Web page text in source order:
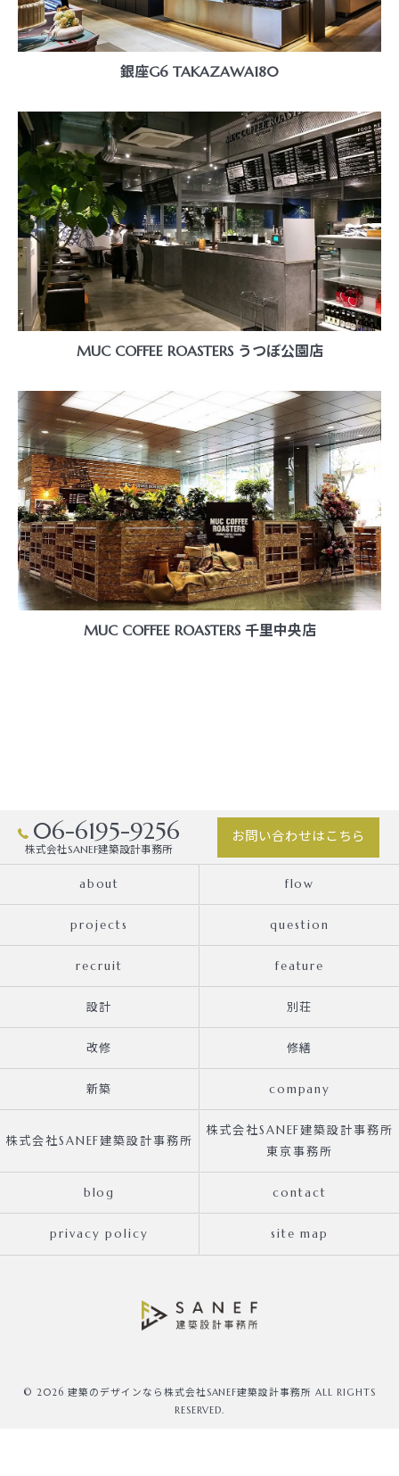
銀座G6 TAKAZAWA180
MUC COFFEE ROASTERS うつぼ公園店
MUC COFFEE ROASTERS 千里中央店
06-6195-9256
株式会社SANEF建築設計事務所
お問い合わせはこちら
about flow
projects question
recruit feature
設計 別荘
改修 修繕
新築 company
株式会社SANEF建築設計事務所
株式会社SANEF建築設計事務所
東京事務所
blog contact
privacy policy site map
© 2026 建築のデザインなら株式会社SANEF建築設計事務所 ALL RIGHTS
RESERVED.